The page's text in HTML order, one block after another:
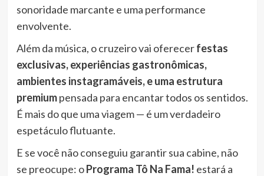
sonoridade marcante e uma performance
envolvente.
Além da música, o cruzeiro vai oferecerfestas
exclusivas, experiências gastronômicas,
ambientes instagramáveis, e uma estrutura
premiumpensada para encantar todos os sentidos.
É mais do que uma viagem — é um verdadeiro
espetáculo flutuante.
E se você não conseguiu garantir sua cabine, não
se preocupe: oPrograma Tô Na Fama! estará a